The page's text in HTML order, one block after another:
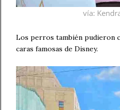
vía:
Los perros también pudieron
caras famosas de Disney.